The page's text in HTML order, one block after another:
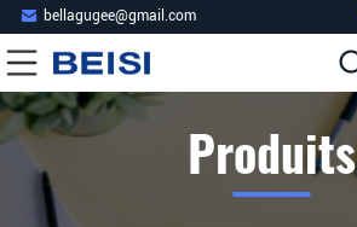
bellagugee@gmail.com
Produits